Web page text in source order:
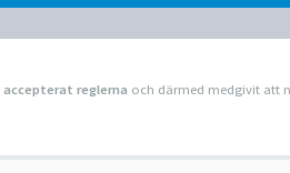
accepterat reglerna och därmed medgivit att